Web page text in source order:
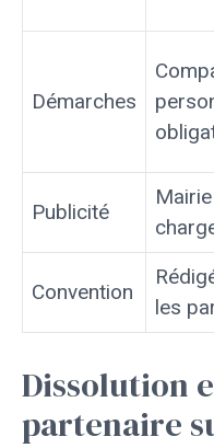
Démarches
Publicité
Mairie
Convention
les
Dissolution
partenaire